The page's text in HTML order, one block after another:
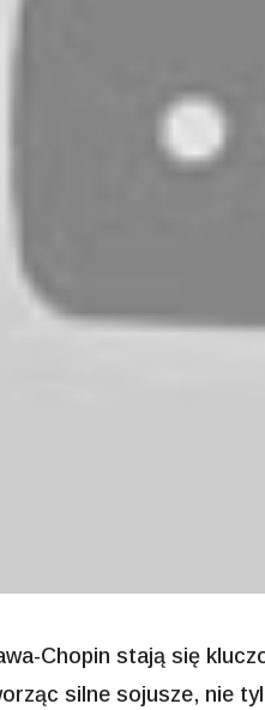
Chopin stają się
silne sojusze, nie